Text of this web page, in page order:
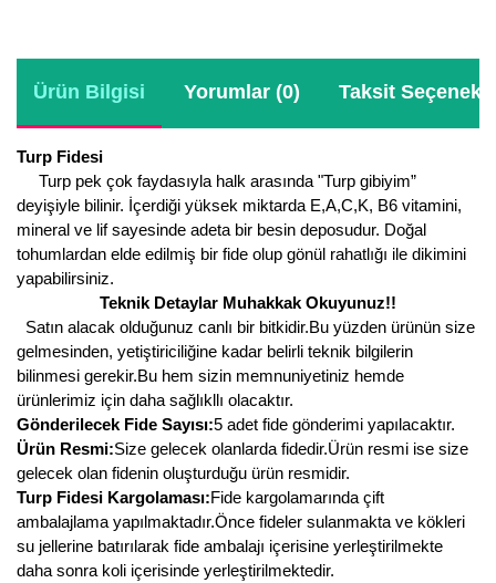
Ürün Bilgisi Yorumlar (0) Taksit
Turp Fidesi
Turp pek çok faydasıyla halk arasında "Turp gibiyim”
deyişiyle bilinir. İçerdiği yüksek miktarda E,A,C,K, B6 vitamini,
mineral ve lif sayesinde adeta bir besin deposudur. Doğal
tohumlardan elde edilmiş bir fide olup gönül rahatlığı ile dikimini
yapabilirsiniz.
Teknik Detaylar Muhakkak Okuyunuz!!
Satın alacak olduğunuz canlı bir bitkidir.Bu yüzden ürünün size
gelmesinden, yetiştiriciliğine kadar belirli teknik bilgilerin
bilinmesi gerekir.Bu hem sizin memnuniyetiniz hemde
ürünlerimiz için daha sağlıkllı olacaktır.
Gönderilecek Fide Sayısı:5 adet fide gönderimi yapılacaktır.
Ürün Resmi:Size gelecek olanlarda fidedir.Ürün resmi ise size
gelecek olan fidenin oluşturduğu ürün resmidir.
Turp Fidesi Kargolaması:Fide kargolamarında çift
ambalajlama yapılmaktadır.Önce fideler sulanmakta ve kökleri
su jellerine batırılarak fide ambalajı içerisine yerleştirilmekte
daha sonra koli içerisinde yerleştirilmektedir.